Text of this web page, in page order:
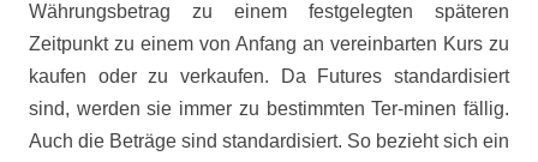
Währungsbetrag zu einem festgelegten späteren
Zeitpunkt zu einem von Anfang an vereinbarten Kurs zu
kaufen oder zu verkaufen. Da Futures standardisiert
sind, werden sie immer zu bestimmten Ter-minen fällig.
Auch die Beträge sind standardisiert. So bezieht sich ein